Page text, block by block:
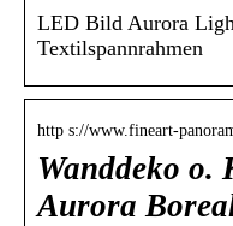
LED Bild Aurora
Textilspannrahmen
http s://www.fineart-
Wanddeko o.
Aurora